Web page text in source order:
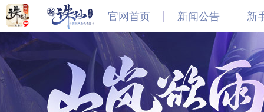
官网首页 新闻公告
新闻
公告
新